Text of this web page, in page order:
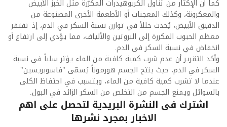
كما أن الإكثار من تناول الكربوهيدرات المكرّرة مثل الخبز الأبيض
والمعكرونة، وكذلك المعجنات أو الأطعمة الأخرى المصنوعة من
الدقيق الأبيض، يُحدث خللاً في توازن نسبة السكر في الدم، إذ تفتقر
معظم الحبوب المكررة إلى البروتين والألياف، مما يؤدي إلى ارتفاع أو
انخفاض في نسبة السكر في الدم.
وأكد التقرير أن عدم شرب كمية كافية من الماء يؤثر سلباً في نسبة
السكر في الدم، حيث ينتج الجسم هورموناً يُسمّى "فاسوبريسين"
عندما لا تشرب كمية كافية من الماء، ويتسبب في احتفاظ الكلى
بالسوائل ويمنع الجسم من التخلص من السكر الزائد في البول.
اشترك فى النشرة البريدية لتحصل على اهم
الاخبار بمجرد نشرها